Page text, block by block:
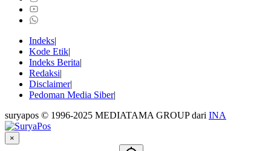
Indeks
Kode Etik
Indeks Berita
Redaksi
Disclaimer
Pedoman Media Siber
suryapos © 1996-2025 MEDIATAMA GROUP dari INA
×